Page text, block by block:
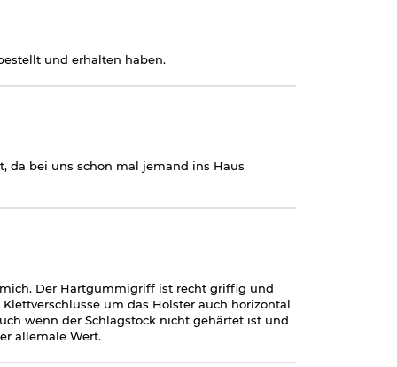
und erhalten haben.
da bei uns schon mal jemand ins Haus
Der Hartgummigriff ist recht griffig und
um das Holster auch horizontal
wenn der Schlagstock nicht gehärtet ist und
allemale Wert.